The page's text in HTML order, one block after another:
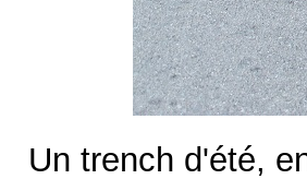
Un trench d'été,